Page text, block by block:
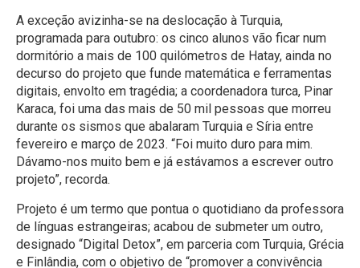
A exceção avizinha-se na deslocação à Turquia,
programada para outubro: os cinco alunos vão ficar num
dormitório a mais de 100 quilómetros de Hatay, ainda no
decurso do projeto que funde matemática e ferramentas
digitais, envolto em tragédia; a coordenadora turca, Pinar
Karaca, foi uma das mais de 50 mil pessoas que morreu
durante os sismos que abalaram Turquia e Síria entre
fevereiro e março de 2023. “Foi muito duro para mim.
Dávamo-nos muito bem e já estávamos a escrever outro
projeto”, recorda.
Projeto é um termo que pontua o quotidiano da professora
de línguas estrangeiras; acabou de submeter um outro,
designado “Digital Detox”, em parceria com Turquia, Grécia
e Finlândia, com o objetivo de “promover a convivência